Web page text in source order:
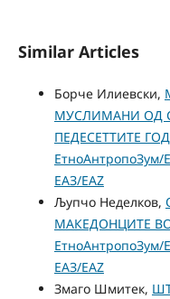
Similar Articles
Борче Илиевски,
МУСЛИМАНИ ОД
ПЕДЕСЕТТИТЕ
ЕтноАнтропоЗум/
ЕАЗ/EAZ
Љупчо Неделков,
МАКЕДОНЦИТЕ
ЕтноАнтропоЗум/
ЕАЗ/EAZ
Змаго Шмитек,